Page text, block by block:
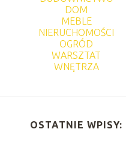
DOM
MEBLE
NIERUCHOMOŚCI
OGRÓD
WARSZTAT
WNĘTRZA
OSTATNIE WPISY: